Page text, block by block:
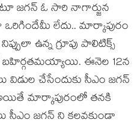
జగన్ ఓ సారి నాగార్జున
లేదు.. మార్కాపురం
ఉన్న గ్రూపు పాలిటిక్స్
ఈనెల 12న
విడుల చేసేందుకు సీఎం జగన్
మార్కాపురంలో తనకి
సీఎం జగన్ ని కలవకుండా